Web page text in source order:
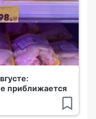
приближается